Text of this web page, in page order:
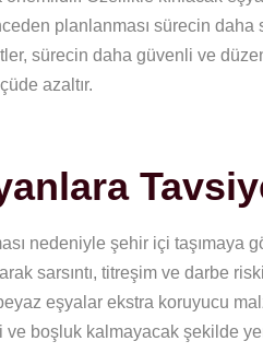
planlanması sürecin
sürecin daha güvenli ve
azaltır.
nedeniyle şehir içi taşımaya
sarsıntı, titreşim ve darbe
eşyalar ekstra koruyucu
boşluk kalmayacak şekilde